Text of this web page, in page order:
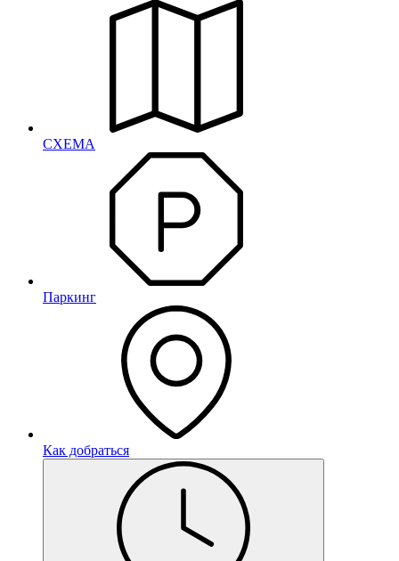
СХЕМА
Паркинг
Как добраться